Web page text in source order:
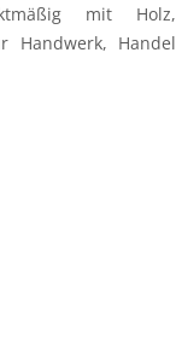
mit Holz,
Handwerk, Handel